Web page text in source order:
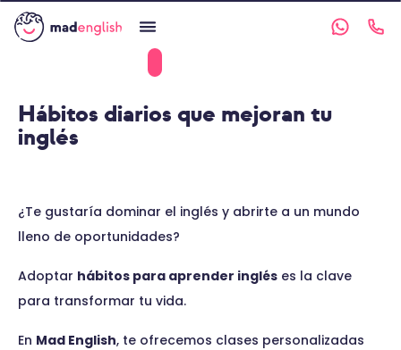
Hábitos diarios que mejoran tu
inglés
¿Te gustaría dominar el inglés y abrirte a un mundo
lleno de oportunidades?
Adoptar hábitos para aprender inglés es la clave
para transformar tu vida.
En Mad English, te ofrecemos clases personalizadas